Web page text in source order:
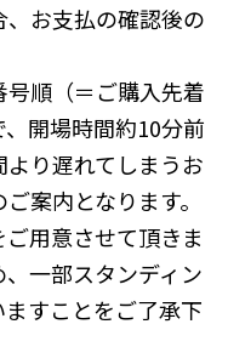
、お支払の確認後の
号順（＝ご購入先着
開場時間約10分前
り遅れてしまうお
案内となります。
用意させて頂きま
一部スタンディン
すことをご了承下